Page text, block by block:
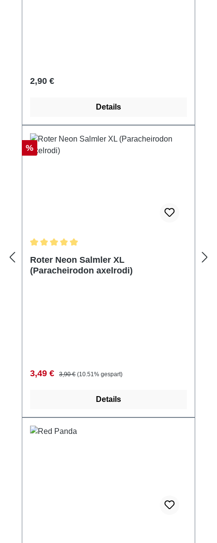
Regulärer Preis:
2,90 €
Details
Rabatt
%
Roter Neon Salmler XL
(Paracheirodon axelrodi)
Verkaufspreis:
3,49 € Regulärer Preis:
3,90 € (10.51% gespart)
Details